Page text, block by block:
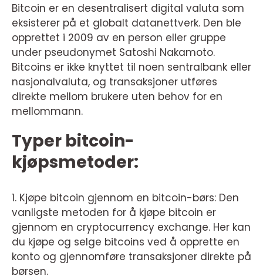
Bitcoin er en desentralisert digital valuta som
eksisterer på et globalt datanettverk. Den ble
opprettet i 2009 av en person eller gruppe
under pseudonymet Satoshi Nakamoto.
Bitcoins er ikke knyttet til noen sentralbank eller
nasjonalvaluta, og transaksjoner utføres
direkte mellom brukere uten behov for en
mellommann.
Typer bitcoin-
kjøpsmetoder:
1. Kjøpe bitcoin gjennom en bitcoin-børs: Den
vanligste metoden for å kjøpe bitcoin er
gjennom en cryptocurrency exchange. Her kan
du kjøpe og selge bitcoins ved å opprette en
konto og gjennomføre transaksjoner direkte på
børsen.